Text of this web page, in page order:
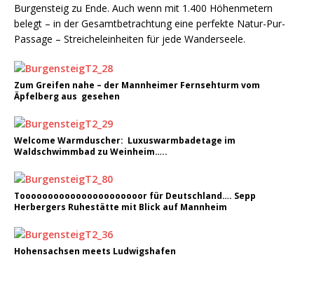
Burgensteig zu Ende. Auch wenn mit 1.400 Höhenmetern
belegt – in der Gesamtbetrachtung eine perfekte Natur-Pur-
Passage – Streicheleinheiten für jede Wanderseele.
Zum Greifen nahe – der Mannheimer Fernsehturm vom
Äpfelberg aus gesehen
Welcome Warmduscher: Luxuswarmbadetage im
Waldschwimmbad zu Weinheim…..
Toooooooooooooooooooooor für Deutschland…. Sepp
Herbergers Ruhestätte mit Blick auf Mannheim
Hohensachsen meets Ludwigshafen